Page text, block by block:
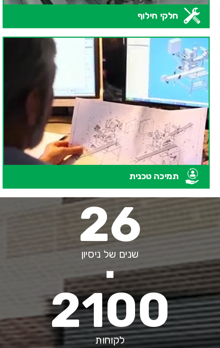
חלקי חילוף
תמיכה טכנית
26
שנים של ניסיון
2100
לקוחות